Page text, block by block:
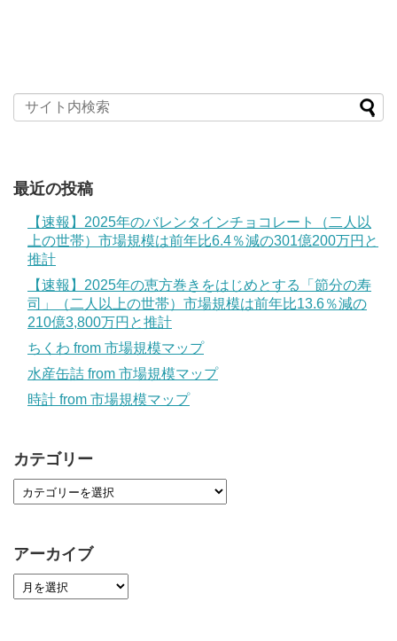
最近の投稿
【速報】2025年のバレンタインチョコレート（二人以
上の世帯）市場規模は前年比6.4％減の301億200万円と
推計
【速報】2025年の恵方巻きをはじめとする「節分の寿
司」（二人以上の世帯）市場規模は前年比13.6％減の
210億3,800万円と推計
ちくわ from 市場規模マップ
水産缶詰 from 市場規模マップ
時計 from 市場規模マップ
カテゴリー
アーカイブ